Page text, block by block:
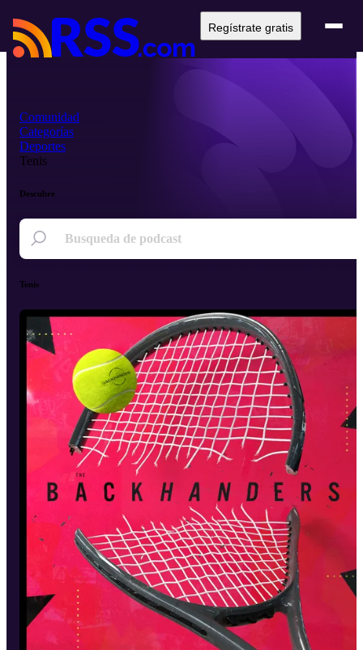
Regístrate gratis
Comunidad
Categorías
Deportes
Tenis
Descubre
Tenis